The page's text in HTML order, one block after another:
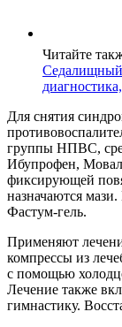
Читайте
Седалищный
Для снятия
группы НПВС,
Ибупрофен,
фиксирующей
назначаются
Фастум-гель.
Применяют
компрессы из
с помощью
Лечение также
гимнастику.